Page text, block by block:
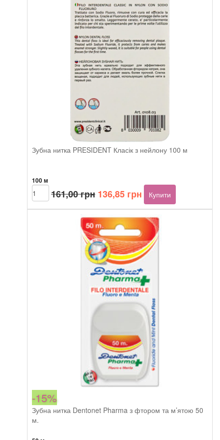
Зубна нитка PRESIDENT Класік з нейлону 100 м
100 м
161,00грн Оригінальна
ціна:
161,00 грн.
136,85 грнПоточна
ціна:
136,85 грн.
Зубна
нитка
PRESIDENT
Купити
-15%
Зубна нитка Dentonet Pharma з фтором та м’ятою 50
м.